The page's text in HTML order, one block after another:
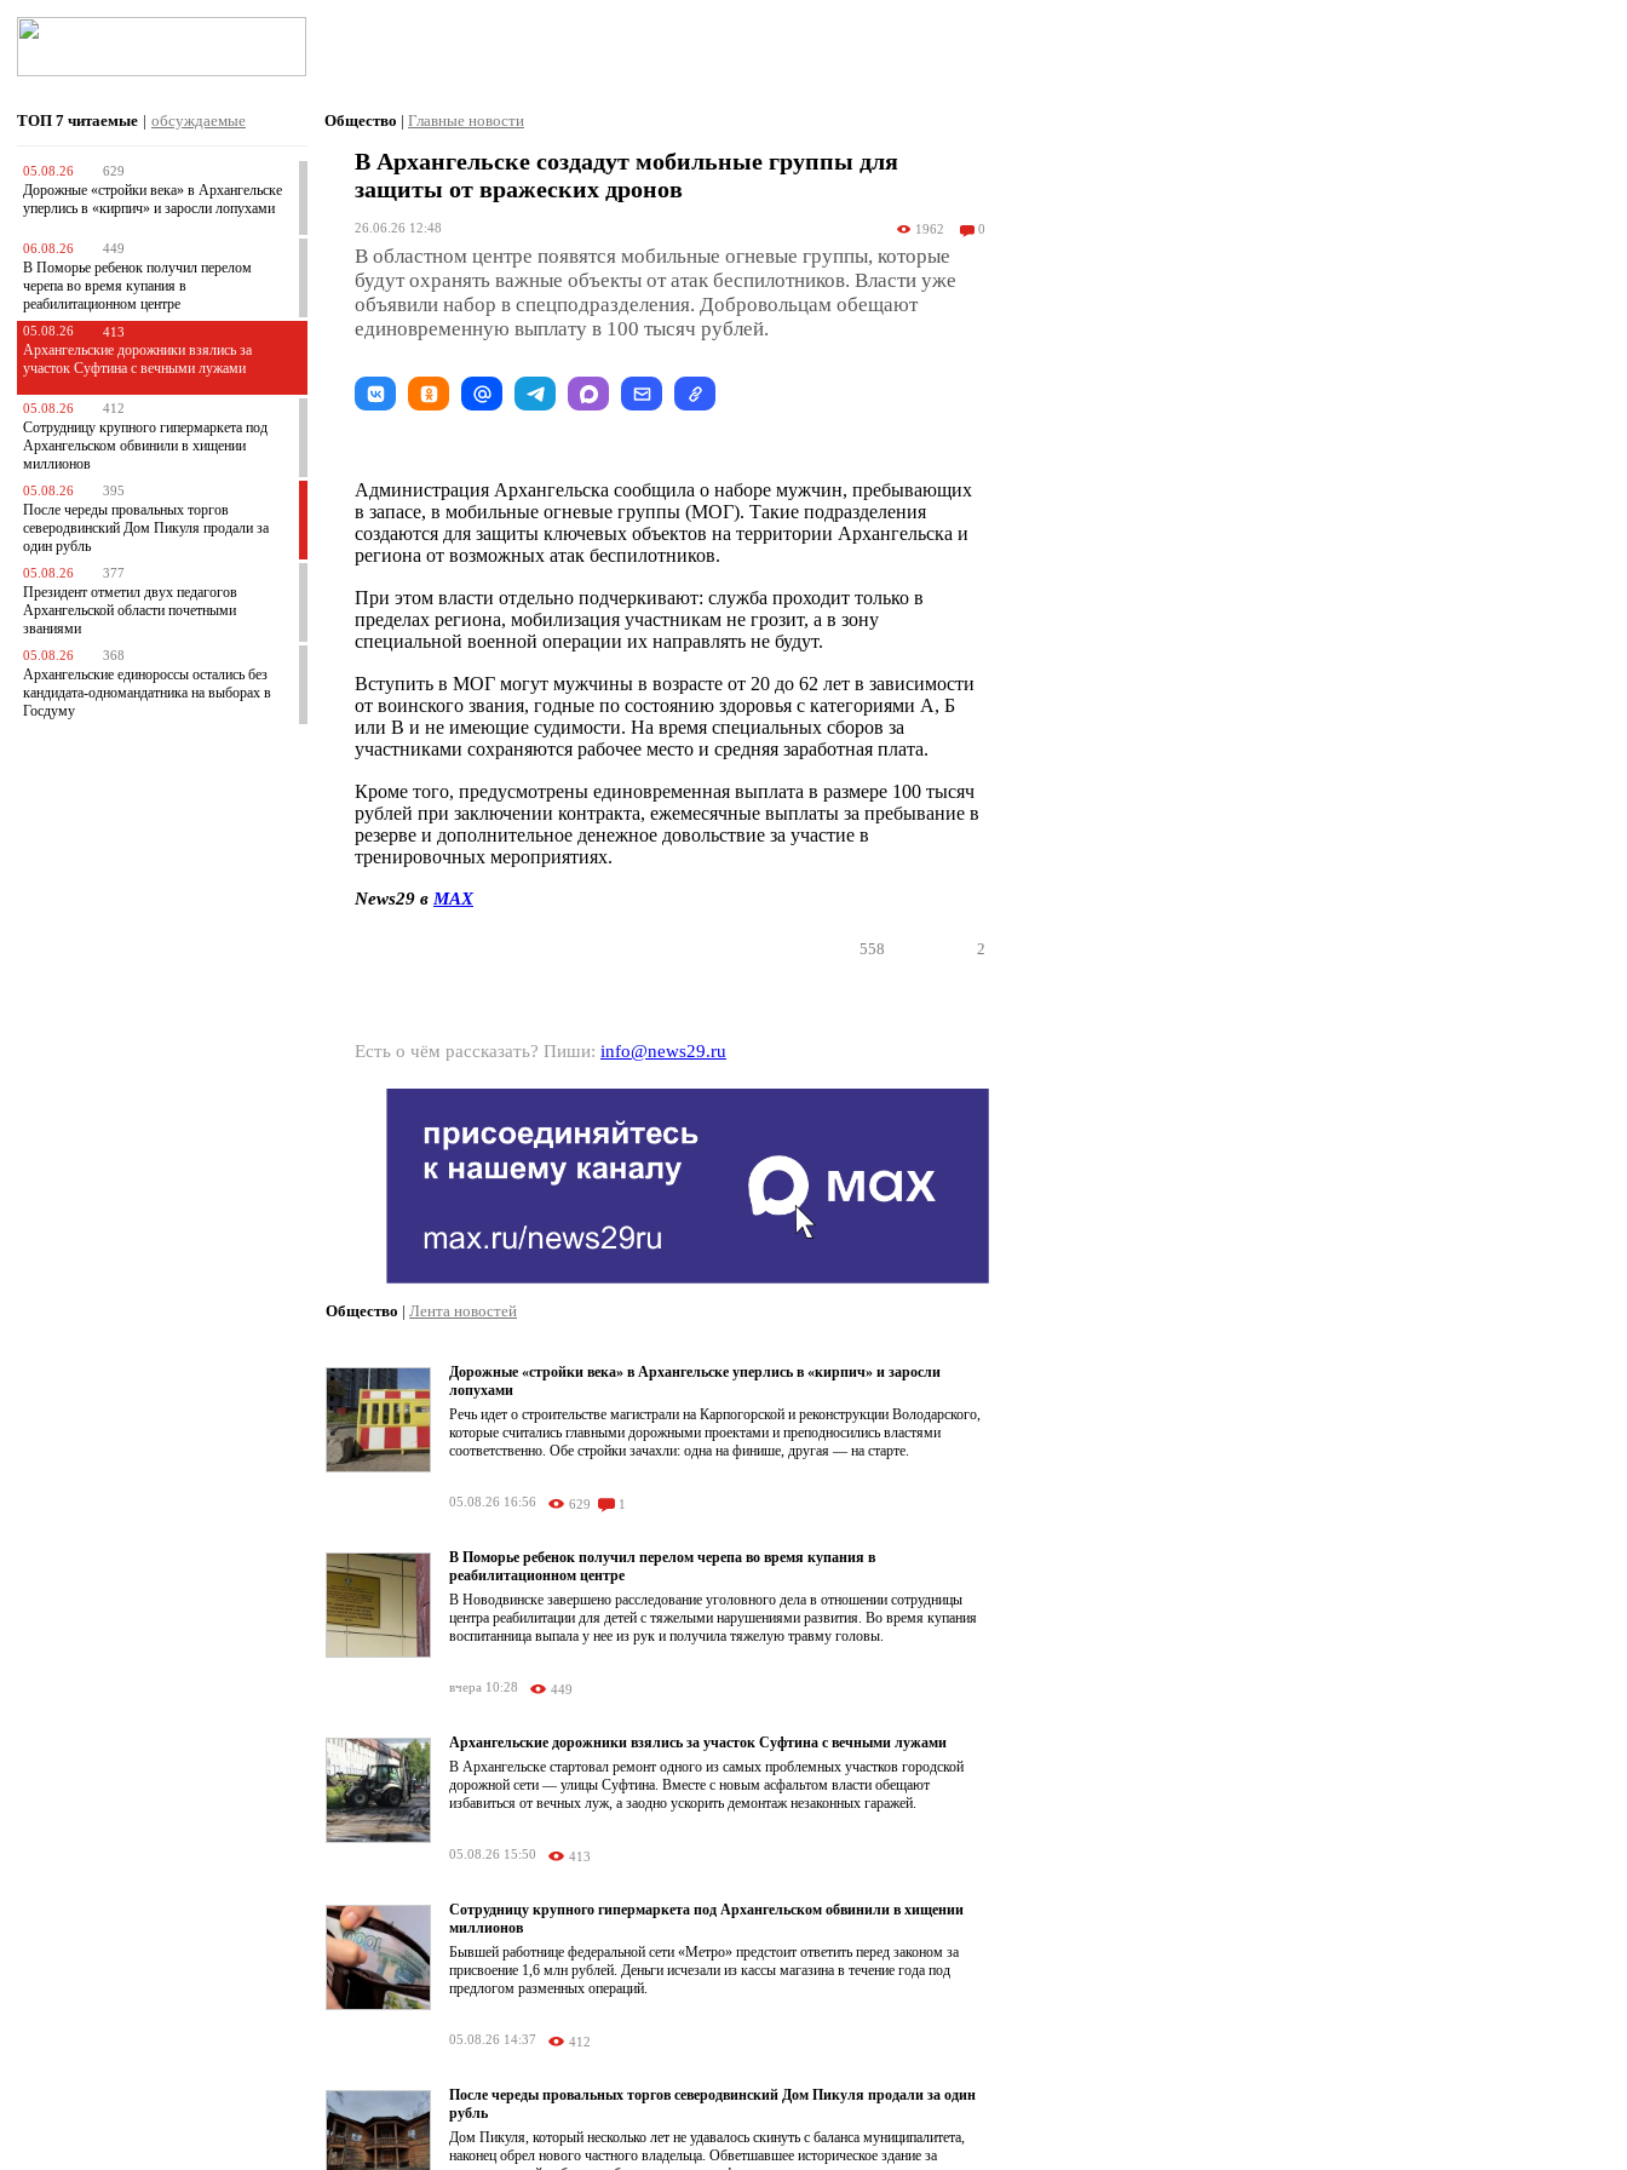
ТОП 7 читаемые | обсуждаемые
05.08.26 629
Дорожные «стройки века» в Архангельске
уперлись в «кирпич» и заросли лопухами
06.08.26 449
В Поморье ребенок получил перелом
черепа во время купания в
реабилитационном центре
05.08.26 413
Архангельские дорожники взялись за
участок Суфтина с вечными лужами
05.08.26 412
Сотрудницу крупного гипермаркета под
Архангельском обвинили в хищении
миллионов
05.08.26 395
После череды провальных торгов
северодвинский Дом Пикуля продали за
один рубль
05.08.26 377
Президент отметил двух педагогов
Архангельской области почетными
званиями
05.08.26 368
Архангельские единороссы остались без
кандидата-одномандатника на выборах в
Госдуму
Общество | Главные новости
В Архангельске создадут мобильные группы для
защиты от вражеских дронов
26.06.26 12:48 1962 0
В областном центре появятся мобильные огневые группы, которые
будут охранять важные объекты от атак беспилотников. Власти уже
объявили набор в спецподразделения. Добровольцам обещают
единовременную выплату в 100 тысяч рублей.
Администрация Архангельска сообщила о наборе мужчин, пребывающих
в запасе, в мобильные огневые группы (МОГ). Такие подразделения
создаются для защиты ключевых объектов на территории Архангельска и
региона от возможных атак беспилотников.
При этом власти отдельно подчеркивают: служба проходит только в
пределах региона, мобилизация участникам не грозит, а в зону
специальной военной операции их направлять не будут.
Вступить в МОГ могут мужчины в возрасте от 20 до 62 лет в зависимости
от воинского звания, годные по состоянию здоровья с категориями А, Б
или В и не имеющие судимости. На время специальных сборов за
участниками сохраняются рабочее место и средняя заработная плата.
Кроме того, предусмотрены единовременная выплата в размере 100 тысяч
рублей при заключении контракта, ежемесячные выплаты за пребывание в
резерве и дополнительное денежное довольствие за участие в
тренировочных мероприятиях.
News29 в MAX
558 2
Есть о чём рассказать? Пиши: info@news29.ru
Общество | Лента новостей
Дорожные «стройки века» в Архангельске уперлись в «кирпич» и заросли
лопухами
Речь идет о строительстве магистрали на Карпогорской и реконструкции Володарского,
которые считались главными дорожными проектами и преподносились властями
соответственно. Обе стройки зачахли: одна на финише, другая — на старте.
05.08.26 16:56 629 1
В Поморье ребенок получил перелом черепа во время купания в
реабилитационном центре
В Новодвинске завершено расследование уголовного дела в отношении сотрудницы
центра реабилитации для детей с тяжелыми нарушениями развития. Во время купания
воспитанница выпала у нее из рук и получила тяжелую травму головы.
вчера 10:28 449
Архангельские дорожники взялись за участок Суфтина с вечными лужами
В Архангельске стартовал ремонт одного из самых проблемных участков городской
дорожной сети — улицы Суфтина. Вместе с новым асфальтом власти обещают
избавиться от вечных луж, а заодно ускорить демонтаж незаконных гаражей.
05.08.26 15:50 413
Сотрудницу крупного гипермаркета под Архангельском обвинили в хищении
миллионов
Бывшей работнице федеральной сети «Метро» предстоит ответить перед законом за
присвоение 1,6 млн рублей. Деньги исчезали из кассы магазина в течение года под
предлогом разменных операций.
05.08.26 14:37 412
После череды провальных торгов северодвинский Дом Пикуля продали за один
рубль
Дом Пикуля, который несколько лет не удавалось скинуть с баланса муниципалитета,
наконец обрел нового частного владельца. Обветшавшее историческое здание за